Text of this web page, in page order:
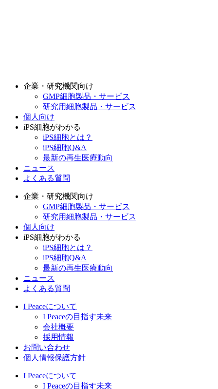
企業・研究機関向け
GMP細胞製品・サービス
研究用細胞製品・サービス
個人向け
iPS細胞がわかる
iPS細胞とは？
iPS細胞Q&A
最新の再生医療動向
ニュース
よくある質問
企業・研究機関向け
GMP細胞製品・サービス
研究用細胞製品・サービス
個人向け
iPS細胞がわかる
iPS細胞とは？
iPS細胞Q&A
最新の再生医療動向
ニュース
よくある質問
I Peaceについて
I Peaceの目指す未来
会社概要
採用情報
お問い合わせ
個人情報保護方針
I Peaceについて
I Peaceの目指す未来